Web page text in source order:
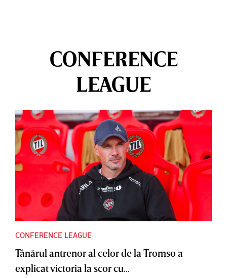
CONFERENCE
LEAGUE
CONFERENCE LEAGUE
Tânărul antrenor al celor de la Tromso a
explicat victoria la scor cu...